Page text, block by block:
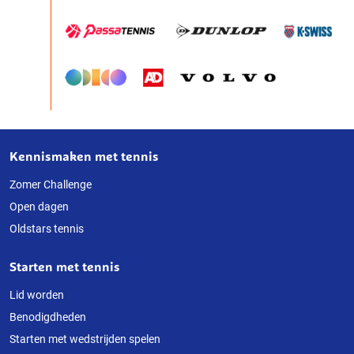
Over
deze
website
Kennismaken met tennis
Zomer Challenge
Open dagen
Oldstars tennis
Starten met tennis
Lid worden
Benodigdheden
Starten met wedstrijden spelen